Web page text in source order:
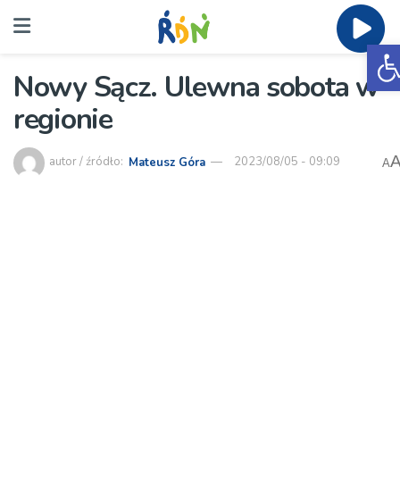
Nowy Sącz. Ulewna sobota w
regionie
autor / źródło: Mateusz Góra 2023/08/05 - 09:09 A